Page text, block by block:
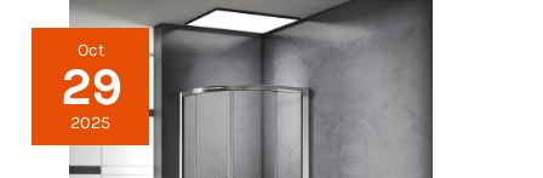
Oct
29
2025